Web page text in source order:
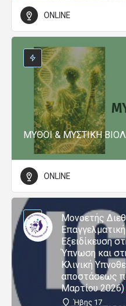
ONLINE
ΜΥΘΟΙ & ΜΥΣΤΙΚΗ
ONLINE
Μονοετής
Εξειδίκευση
Ύπνωση και
Κλινική
αποστάσεως
Μαρτίου 2026)
Ήβης 17